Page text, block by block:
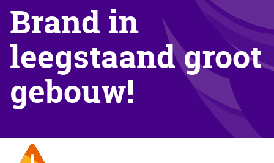
Brand in
leegstaand groot
gebouw!